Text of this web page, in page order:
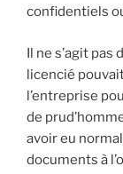
confidentiels
Il ne s’agit pas
licencié
l’entreprise
de
avoir eu
documents à